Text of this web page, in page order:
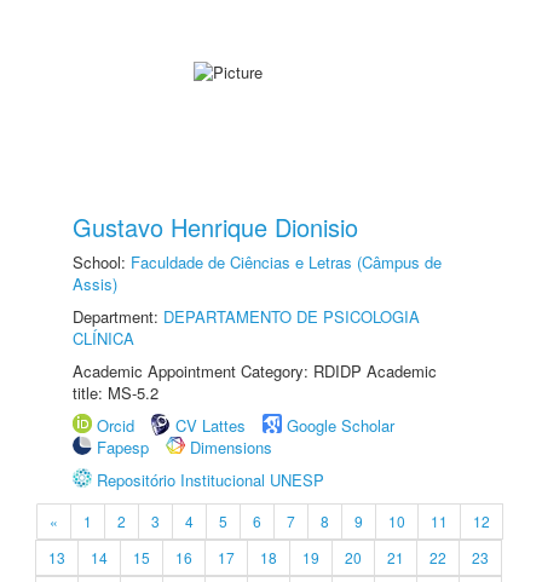
Gustavo Henrique Dionisio
School: Faculdade de Ciências e Letras (Câmpus de
Assis)
Department: DEPARTAMENTO DE PSICOLOGIA
CLÍNICA
Academic Appointment Category: RDIDP Academic
title: MS-5.2
Orcid
CV Lattes
Google Scholar
Fapesp
Dimensions
Repositório Institucional UNESP
« 1 2 3 4 5 6 7 8 9 10 11
12
13
14 15 16 17 18 19 20 21 22
23